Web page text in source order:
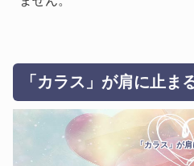
「カラス」が肩に止ま
「カラス」が